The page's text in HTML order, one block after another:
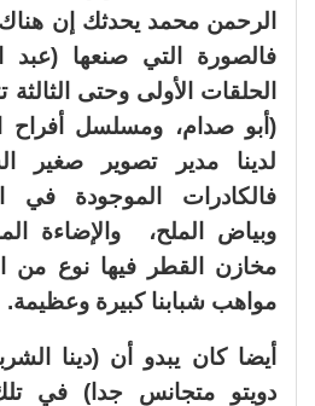
الرحمن محمد يحدثك إن هناك
فالصورة التي صنعها
الحلقات الأولى وحتى الثالثة
(أبو صدام، ومسلسل أفراح
لدينا مدير تصوير صغير
فالكادرات الموجودة في
وبياض الملح، والإضاءة
مخازن القطر فيها نوع من
مواهب شبابنا كبيرة وعظيمة.
أيضا كان يبدو أن (دينا
دويتو متجانس جدا) في